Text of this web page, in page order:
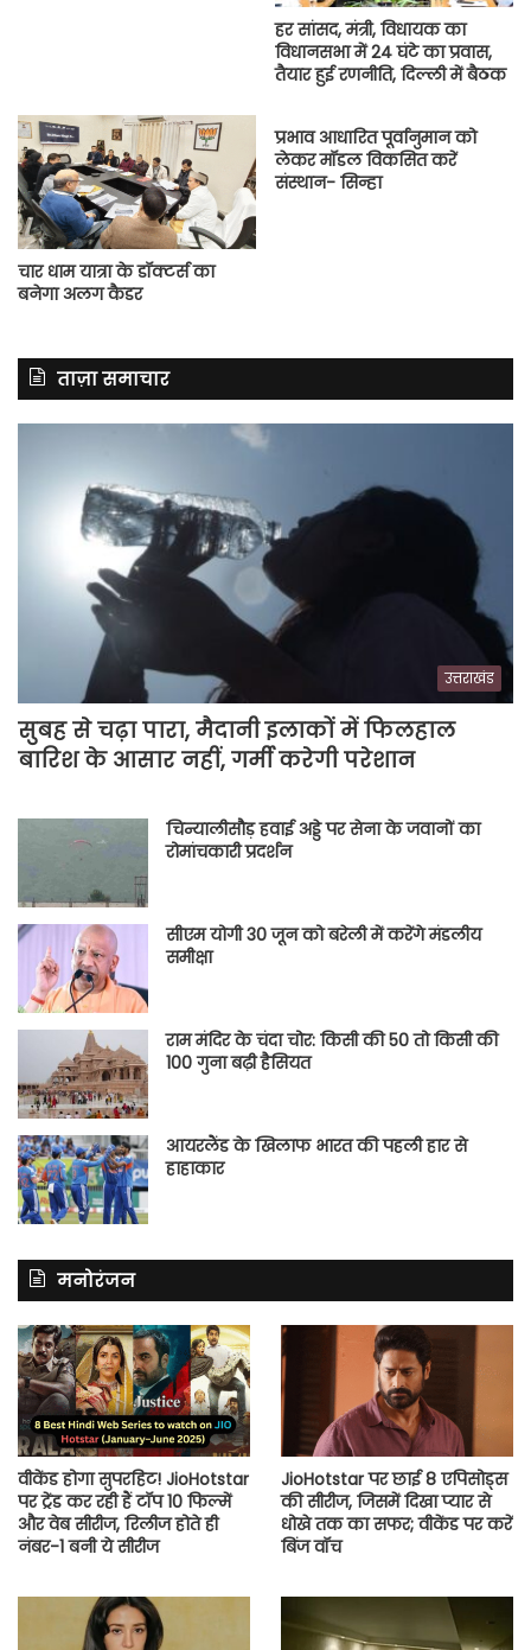
हर सांसद, मंत्री, विधायक का
विधानसभा में 24 घंटे का प्रवास,
तैयार हुई रणनीति, दिल्ली में बैठक
चार धाम यात्रा के डॉक्टर्स का
बनेगा अलग कैडर
प्रभाव आधारित पूर्वानुमान को
लेकर मॉडल विकसित करें
संस्थान- सिन्हा
ताज़ा समाचार
उत्तराखंड
सुबह से चढ़ा पारा, मैदानी इलाकों में फिलहाल
बारिश के आसार नहीं, गर्मी करेगी परेशान
चिन्यालीसौड़ हवाई अड्डे पर सेना के जवानों का
रोमांचकारी प्रदर्शन
सीएम योगी 30 जून को बरेली में करेंगे मंडलीय
समीक्षा
राम मंदिर के चंदा चोर: किसी की 50 तो किसी की
100 गुना बढ़ी हैसियत
आयरलैंड के खिलाफ भारत की पहली हार से
हाहाकार
मनोरंजन
वीकेंड होगा सुपरहिट! JioHotstar
पर ट्रेंड कर रही हैं टॉप 10 फिल्में
और वेब सीरीज, रिलीज होते ही
नंबर-1 बनी ये सीरीज
JioHotstar पर छाई 8 एपिसोड्स
की सीरीज, जिसमें दिखा प्यार से
धोखे तक का सफर; वीकेंड पर करें
बिंज वॉच